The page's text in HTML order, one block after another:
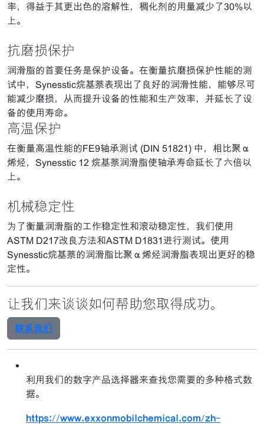
率，得益于其更出色的溶解性，稠化剂的用量减少了30%以
上。
抗磨损保护
润滑脂的首要任务是保护设备。在衡量抗磨损保护性能的测
试中，Synesstic烷基萘表现出了良好的润滑性能，能够尽可
能减少磨损，从而提升设备的性能和生产效率，并延长了设
备的使用寿命。
高温保护
在衡量高温性能的FE9轴承测试 (DIN 51821) 中，相比聚α
烯烃，Synesstic 12 烷基萘润滑脂使轴承寿命延长了六倍以
上。
机械稳定性
为了衡量润滑脂的工作稳定性和滚动稳定性，我们使用
ASTM D217改良方法和ASTM D1831进行测试。使用
Synesstic烷基萘的润滑脂比聚α烯烃润滑脂表现出更好的稳
定性。
让我们来谈谈如何帮助您取得成功。
联系我们
利用我们的数字产品选择器来查找您需要的多种格式数
据。
https://www.exxonmobilchemical.com/zh-